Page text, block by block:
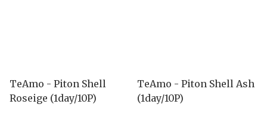
TeAmo - Piton Shell
Roseige (1day/10P)
TeAmo - Piton Shell Ash
(1day/10P)